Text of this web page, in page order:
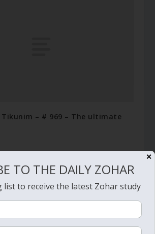
Tikunim – # 969 – The ultimate
✕
TO THE DAILY ZOHAR
list to receive the latest Zohar study